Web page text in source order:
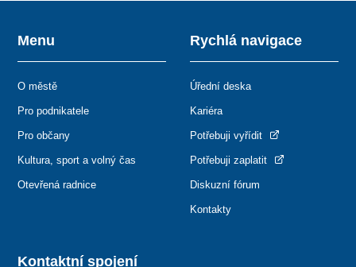
Kontaktní spojení
Menu
O městě
Pro podnikatele
Pro občany
Kultura, sport a volný čas
Otevřená radnice
Rychlá navigace
Úřední deska
Kariéra
Potřebuji vyřídit
Potřebuji zaplatit
Diskuzní fórum
Kontakty